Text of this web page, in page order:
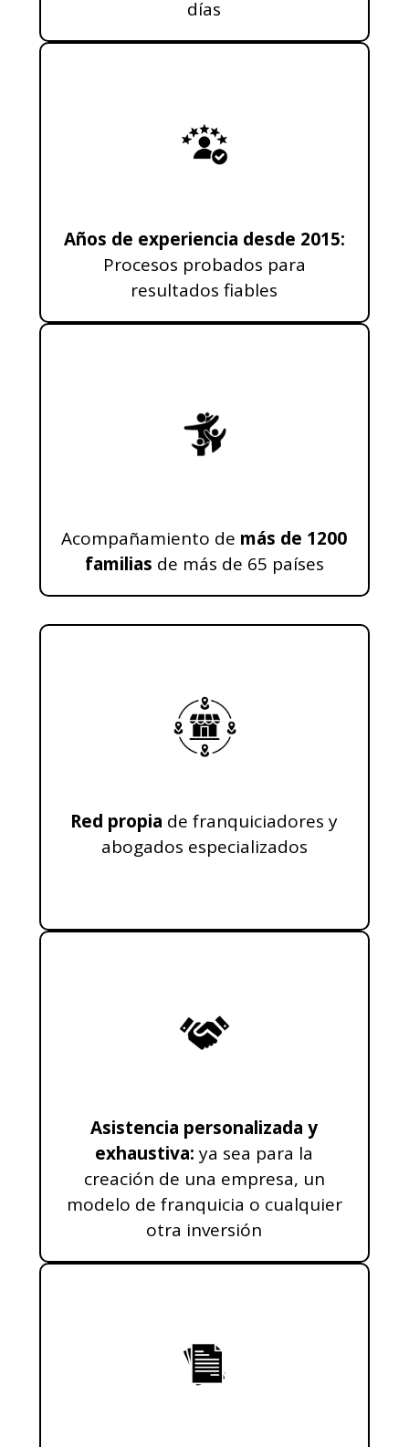
días
Años de experiencia desde 2015:
Procesos probados para
resultados fiables
Acompañamiento de más de 1200
familias de más de 65 países
Red propia de franquiciadores y
abogados especializados
Asistencia personalizada y
exhaustiva: ya sea para la
creación de una empresa, un
modelo de franquicia o cualquier
otra inversión